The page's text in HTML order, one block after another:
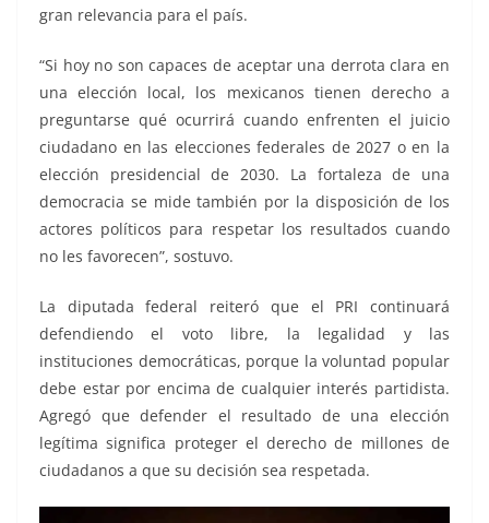
gran relevancia para el país.
“Si hoy no son capaces de aceptar una derrota clara en
una elección local, los mexicanos tienen derecho a
preguntarse qué ocurrirá cuando enfrenten el juicio
ciudadano en las elecciones federales de 2027 o en la
elección presidencial de 2030. La fortaleza de una
democracia se mide también por la disposición de los
actores políticos para respetar los resultados cuando
no les favorecen”, sostuvo.
La diputada federal reiteró que el PRI continuará
defendiendo el voto libre, la legalidad y las
instituciones democráticas, porque la voluntad popular
debe estar por encima de cualquier interés partidista.
Agregó que defender el resultado de una elección
legítima significa proteger el derecho de millones de
ciudadanos a que su decisión sea respetada.